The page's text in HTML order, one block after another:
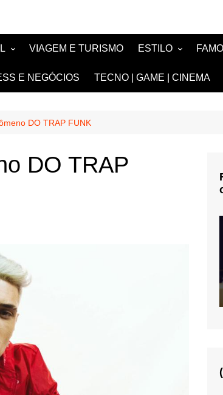
VIAGEM E TURISMO ESTILO
MODA E BELEZA
NOIVAS e
TV
E NEGÓCIOS TECNO | GAME | CINEMA
DO TRAP FUNK
DO TRAP